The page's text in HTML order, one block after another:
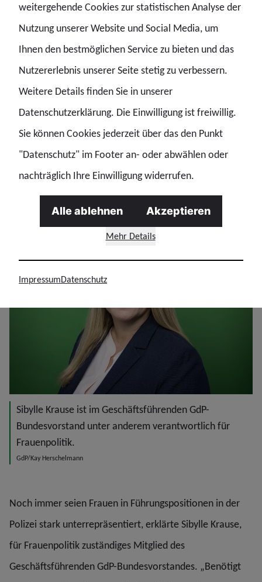
GdP/Kay Herschelmann
„Selbstbestimmung darf kein Luxus
alle voran.“
GdP-Bundesfrauenvorsitzende Erika Krause-Schöne
Sibylle Krause ist im Geschäftsführenden GdP-
Bundesvorstand unter anderem verantwortlich für
Frauenpolitik.
GdP/Kay Herschelmann
Noch immer seien Frauen in Führungspositionen in der
Polizei stark unterrepräsentiert, erklärte Sibylle Krause,
für Frauenpolitik zuständiges Mitglied des
Geschäftsführenden GdP-Bundesvorstandes. „Benötigt
weitergehende Cookies zur statistischen Analyse der
Nutzung unserer Website und Social Media, um
Ihnen den bestmöglichen Service zu bieten und das
Nutzererlebnis unserer Seite stetig zu verbessern.
Weitere Details finden Sie in unserer
Datenschutzerklärung. Die Einwilligung ist freiwillig.
Sie können Cookies jederzeit über das den Punkt
"Datenschutz" im Footer an- oder abwählen oder
nachträglich Ihre Einwilligung widerrufen.
Mehr Details
Alle ablehnen Akzeptieren
ImpressumDatenschutz